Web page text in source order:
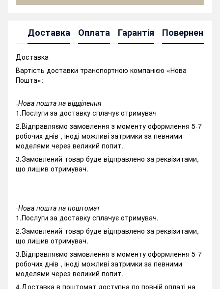
Доставка Оплата Гарантія Повернення
Доставка
Вартість доставки транспортною компанією «Нова
Пошта»:
-Нова пошта на відділення
1.Послуги за доставку сплачує отримувач
2.Відправляємо замовлення з моменту оформлення 5-7
робочих днів , іноді можливі затримки за певними
моделями через великий попит.
3.Замовлений товар буде відправлено за реквізитами,
що лишив отримувач.
-Нова пошта на поштомат
1.Послуги за доставку сплачує отримувач.
2.Замовлений товар буде відправлено за реквізитами,
що лишив отримувач.
3.Відправляємо замовлення з моменту оформлення 5-7
робочих днів , іноді можливі затримки за певними
моделями через великий попит.
4.Доставка в поштомат доступна по повній оплаті на